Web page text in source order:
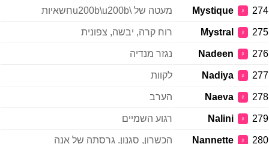
274
♀
Mystique מעטה של \u200b\u200bחשאיות
275
♀
Mystral רוח קרה, יבשה, צפונית
276
♀
Nadeen נגזר מנדיה
277
♀
Nadiya לקוות
278
♀
Naeva הערב
279
♀
Nalini רגוע השמיים
280
♀
Nannette הכשרון, סגנון. גרסתה של אנה